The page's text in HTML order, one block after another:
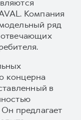
Компания
ряд
концерна
в
предлагает